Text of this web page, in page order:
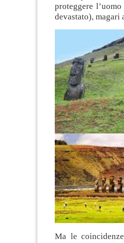
proteggere
devastato), magari
Ma le